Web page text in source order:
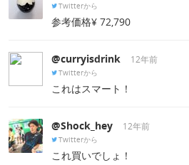
Twitterから
参考価格¥ 72,790
@curryisdrink 12年前
Twitterから
これはスマート！
@Shock_hey 12年前
Twitterから
これ買いでしょ！